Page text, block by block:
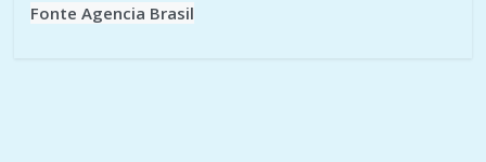
Fonte Agencia Brasil